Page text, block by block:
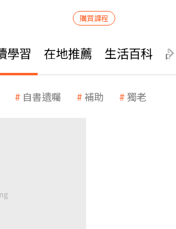
購買課程
學習 在地推薦 生活百科
自書遺囑 補助 獨老